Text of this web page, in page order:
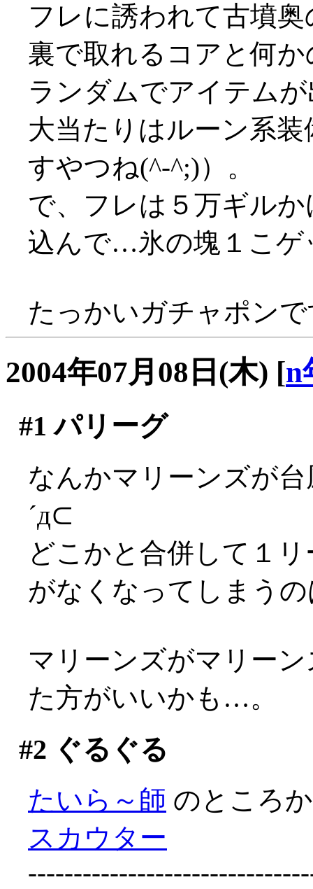
フレに誘われて古墳奥
裏で取れるコアと何
ランダムでアイテム
大当たりはルーン系
すやつね(^-^;)）。
で、フレは５万ギル
込んで…氷の塊１こゲ
たっかいガチャポン
2004年07月08日(木) [n
#1 パリーグ
なんかマリーンズが
´д⊂
どこかと合併して１
がなくなってしまう
マリーンズがマリー
た方がいいかも…。
#2 ぐるぐる
たいら～師 のところ
スカウター